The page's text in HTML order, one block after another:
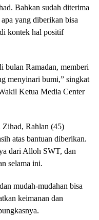
Bahkan sudah diterima
yang diberikan bisa
kontek hal positif
bulan Ramadan, memberi
menyinari bumi,” singkat
Ketua Media Center
Rahlan (45)
atas bantuan diberikan.
dari Alloh SWT, dan
selama ini.
mudah-mudahan bisa
keimanan dan